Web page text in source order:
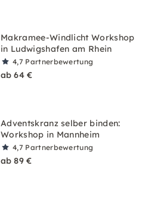
Makramee-Windlicht Workshop
in Ludwigshafen am Rhein
4,7 Partnerbewertung
ab 64 €
Adventskranz selber binden:
Workshop in Mannheim
4,7 Partnerbewertung
ab 89 €